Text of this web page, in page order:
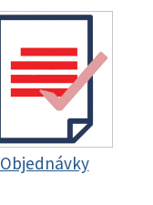
Objednávky